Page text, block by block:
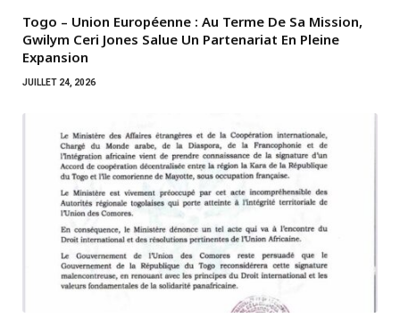
Togo – Union Européenne : Au Terme De Sa Mission,
Gwilym Ceri Jones Salue Un Partenariat En Pleine
Expansion
JUILLET 24, 2026